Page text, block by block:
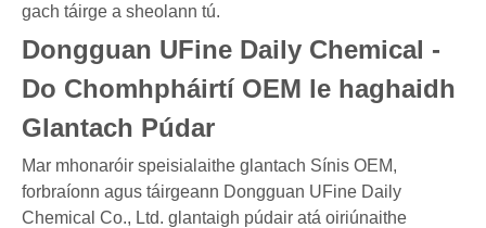
gach táirge a sheolann tú.
Dongguan UFine Daily Chemical -
Do Chomhpháirtí OEM le haghaidh
Glantach Púdar
Mar mhonaróir speisialaithe glantach Sínis OEM,
forbraíonn agus táirgeann Dongguan UFine Daily
Chemical Co., Ltd. glantaigh púdair atá oiriúnaithe